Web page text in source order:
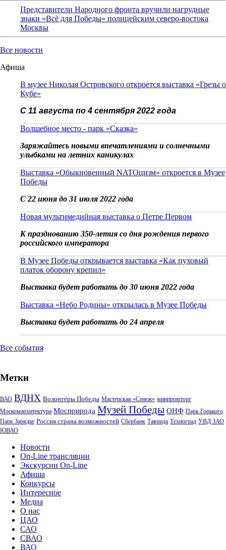
Представители Народного фронта вручили нагрудные
знаки «Всё для Победы» полицейским северо-востока
Москвы
Все новости
Афиша
В музее Николая Островского откроется выставка «Грезы о
Кубе»
С 11 августа по 4 сентября 2022 года
Волшебное место - парк «Сказка»
Заряжайтесь новыми впечатлениями и солнечными
улыбками на летних каникулах
Выставка «Обыкновенный NATOцизм» откроется в Музее
Победы
С 22 июня до 31 июля 2022 года
Новая мультимедийная выставка о Петре Первом
К празднованию 350-летия со дня рождения первого
российского императора
В Музее Победы открывается выставка «Как пуховый
платок оборону крепил»
Выставка будет работать до 30 июня 2022 года
Выставка «Небо Родины» открылась в Музее Победы
Выставка будет работать до 24 апреля
Все события
Метки
ВАО ВДНХ Волонтёры Победы Мастерская «Сенеж» минпромторг
Москомархитектура Мосприрода Музей Победы ОНФ Парк Горького
Парк Зарядье Россия страна возможностей Сбербанк Таврида Техноград УВД ЗАО
ЮВАО
Новости
On-Line трансляции
Экскурсии On-Line
Афиша
Конкурсы
Интересное
Медиа
О нас
ЦАО
САО
СВАО
ВАО